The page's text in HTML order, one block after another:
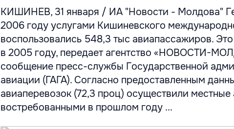
КИШИНЕВ, 31 января / ИА "Новости - Молдова"
2006 году услугами Кишиневского
воспользовались 548,3 тыс авиапассажиров.
в 2005 году, передает агентство «НОВОСТИ-
сообщение пресс-службы Государственной
авиации (ГАГА). Согласно предоставленным
авиаперевозок (72,3 проц) осуществили
востребованными в прошлом году ...